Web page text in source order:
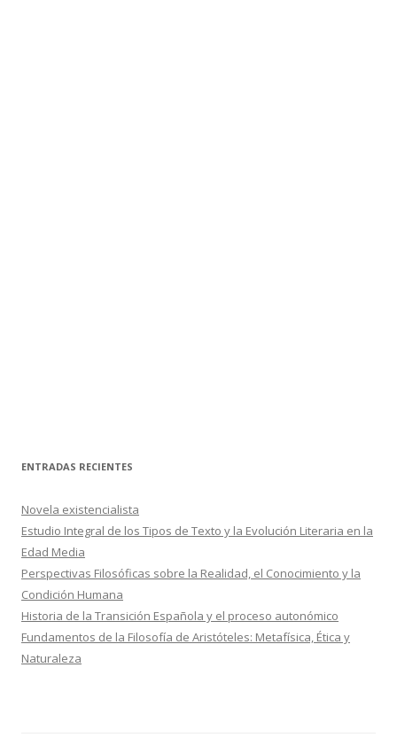
ENTRADAS RECIENTES
Novela existencialista
Estudio Integral de los Tipos de Texto y la Evolución Literaria en la
Edad Media
Perspectivas Filosóficas sobre la Realidad, el Conocimiento y la
Condición Humana
Historia de la Transición Española y el proceso autonómico
Fundamentos de la Filosofía de Aristóteles: Metafísica, Ética y
Naturaleza